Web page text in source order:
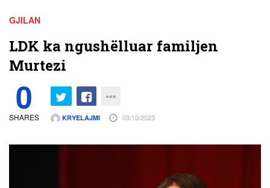
GJILAN
LDK ka ngushëlluar familjen
Murtezi
0
SHARES KRYELAJMI 03/10/2023